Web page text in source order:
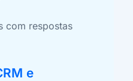
com respostas
e